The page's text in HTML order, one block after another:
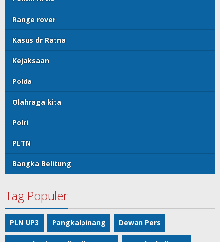
Range rover
Kasus dr Ratna
Kejaksaan
Polda
Olahraga kita
Polri
PLTN
Bangka Belitung
Tag Populer
PLN UP3 Pangkalpinang Dewan Pers